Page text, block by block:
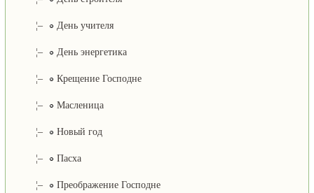
¦– День учителя
¦– День энергетика
¦– Крещение Господне
¦– Масленица
¦– Новый год
¦– Пасха
¦– Преображение Господне